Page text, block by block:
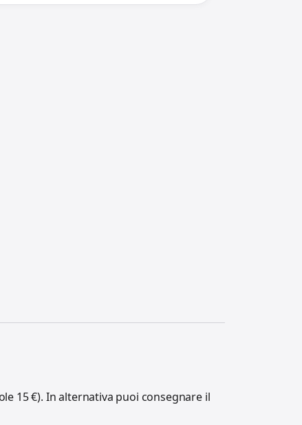
15 €). In alternativa puoi consegnare il